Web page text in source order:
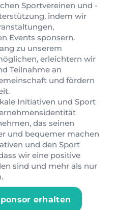
Sportvereinen und -
indem wir
Events sponsern.
zu unserem
erleichtern wir
Teilnahme an
und fördern
Initiativen und Sport
das seinen
und bequemer machen
und den Sport
wir eine positive
sind und mehr als nur
erhalten